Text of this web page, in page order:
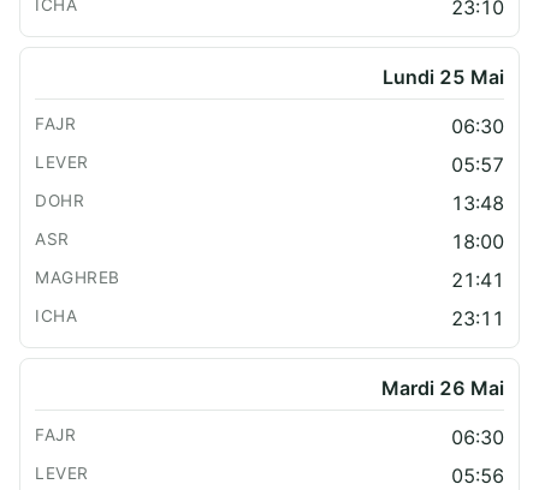
23:10
Lundi 25 Mai
06:30
05:57
13:48
18:00
21:41
23:11
Mardi 26 Mai
06:30
05:56